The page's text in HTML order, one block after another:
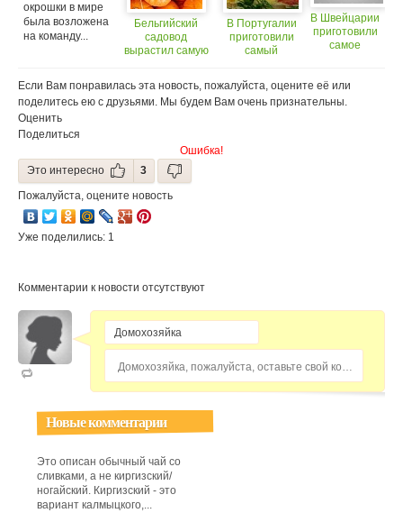
окрошки в мире
была возложена
на команду...
Бельгийский
садовод
вырастил самую
В Португалии
приготовили
самый
мире омлет
В Швейцарии
приготовили
самое
фондю
Если Вам понравилась эта новость, пожалуйста, оцените её или
поделитесь ею с друзьями. Мы будем Вам очень признательны.
Оценить
Поделиться
Ошибка!
Это интересно
3
Пожалуйста, оцените новость
Уже поделились: 1
Комментарии к новости отсутствуют
Домохозяйка, пожалуйста, оставьте свой комментарий...
Новые комментарии
Это описан обычный чай со
сливками, а не киргизский/
ногайский. Киргизский - это
вариант калмыцкого,...